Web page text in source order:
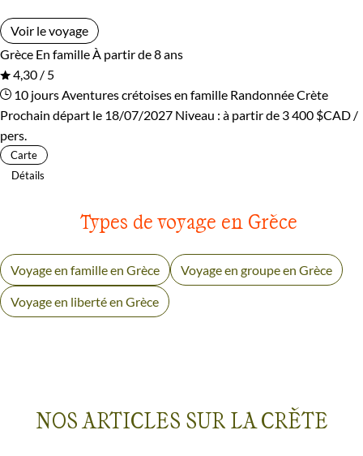
Voir le voyage
Grèce En famille À partir de 8 ans
4,30 / 5
10 jours Aventures crétoises en famille Randonnée Crète
Prochain départ le 18/07/2027 Niveau : à partir de 3 400 $CAD /
pers.
Carte
Détails
Types de voyage en Grèce
Voyage en famille en Grèce Voyage en groupe en Grèce
Voyage en liberté en Grèce
NOS ARTICLES SUR LA CRÈTE